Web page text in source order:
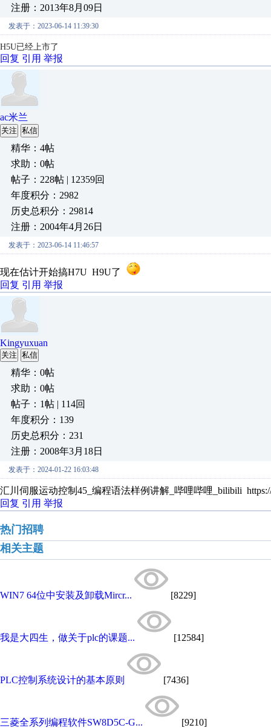
注册：2013年8月09日
发表于：2023-06-14 11:39:30
H5U已经上市了
回复 引用 举报
ac米兰
关注 私信
精华：4帖
求助：0帖
帖子：228帖 | 12359回
年度积分：2982
历史总积分：29814
注册：2004年4月26日
发表于：2023-06-14 11:46:57
现在估计开始搞H7U H9U了
回复 引用 举报
Kingyuxuan
关注 私信
精华：0帖
求助：0帖
帖子：1帖 | 114回
年度积分：139
历史总积分：231
注册：2008年3月18日
发表于：2024-01-22 16:03:48
汇川伺服运动控制45_编程语法样例讲解_哔哩哔哩_bilibili
回复 引用 举报
热门招聘
相关主题
WIN7 64位中安装及卸载Mircr... [8229]
我是大四生，做关于plc的课题... [12584]
PLC控制系统设计的基本原则 [7436]
三菱全系列编程软件SW8D5C-G... [9210]